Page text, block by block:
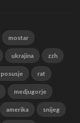
mostar
ukrajina zzh
posusje rat
medjugorje
amerika snijeg